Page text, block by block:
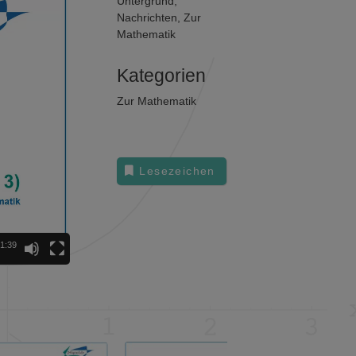
Nachrichten,Zur
Mathematik
Kategorien
Zur Mathematik
Lesezeichen